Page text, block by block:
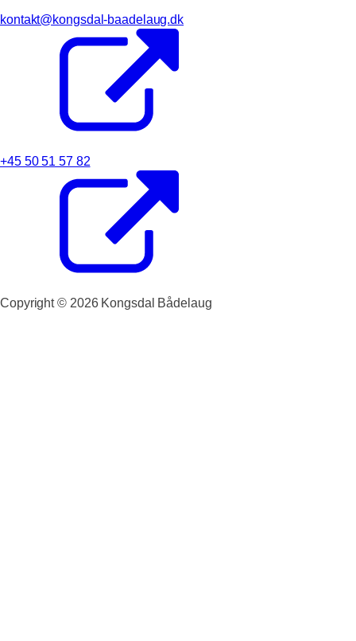
kontakt@kongsdal-baadelaug.dk
+45 50 51 57 82
Copyright © 2026Kongsdal Bådelaug